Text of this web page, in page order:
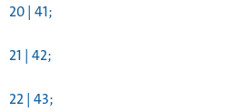
20 | 41;
21 | 42;
22 | 43;